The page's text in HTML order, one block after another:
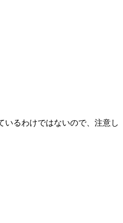
いるわけではないので、注意し